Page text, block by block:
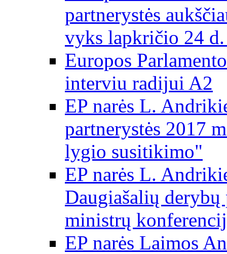
partnerystės
vyks lapkričio 24
Europos
interviu radijui A2
EP narės L.
partnerystės 2017
lygio susitikimo"
EP narės L.
Daugiašalių derybų
ministrų
EP narės Laimos